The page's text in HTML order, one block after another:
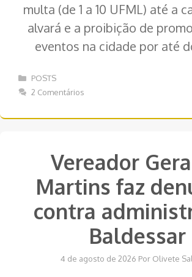
multa (de 1 a 10 UFML) até a
alvará e a proibição de
eventos na cidade por até
Categorias
POSTS
2 Comentários
Vereador
Martins faz
contra
Baldessar
4 de agosto de 2026 Por Olivete